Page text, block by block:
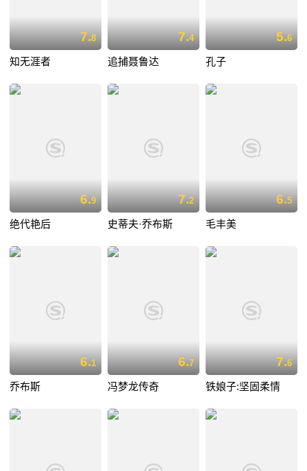
7.8
知无涯者
7.4
追捕聂鲁达
5.6
孔子
6.9
绝代艳后
7.2
史蒂夫·乔布斯
6.5
毛丰美
6.1
乔布斯
6.7
冯梦龙传奇
7.6
铁娘子:坚固柔情